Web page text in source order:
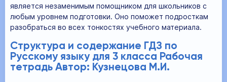
является незаменимым помощником для школьников с
любым уровнем подготовки. Оно поможет подросткам
разобраться во всех тонкостях учебного материала.
Структура и содержание ГДЗ по
Русскому языку для 3 класса Рабочая
тетрадь Автор: Кузнецова М.И.